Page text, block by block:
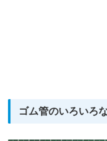
ゴム管のいろいろ